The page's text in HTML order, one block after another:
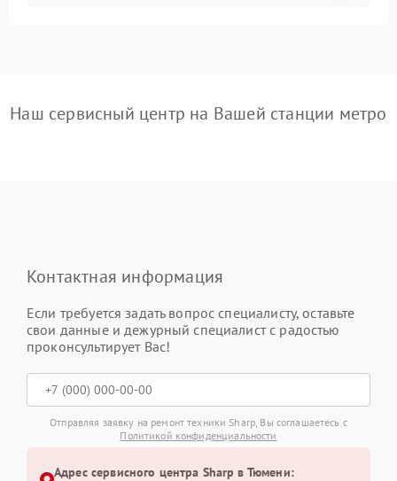
Наш сервисный центр на Вашей станции метро
Контактная информация
Если требуется задать вопрос специалисту, оставьте
свои данные и дежурный специалист с радостью
проконсультирует Вас!
Отправляя заявку на ремонт техники Sharp, Вы соглашаетесь с
Политикой конфиденциальности
Адрес сервисного центра Sharp в Тюмени: